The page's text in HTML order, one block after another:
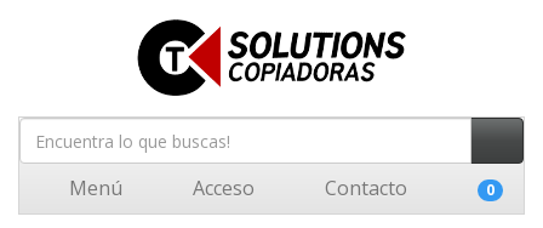
Menú Acceso Contacto 0